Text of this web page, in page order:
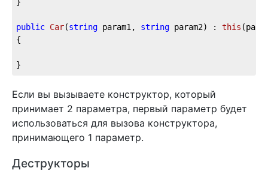
}
public Car(string param1, string param2) : this (
{
}
Если вы вызываете конструктор, который
принимает 2 параметра, первый параметр будет
использоваться для вызова конструктора,
принимающего 1 параметр.
Деструкторы